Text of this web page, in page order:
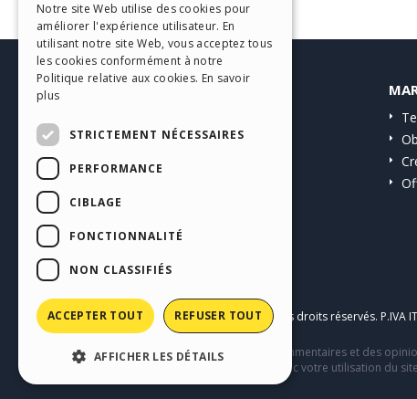
Communauté
Sites Utilisateurs
Copyright © 2026Incomedia s.r.l. Tous droits réservés. P.IVA
Ce site contient des contenus, des commentaires et des
comportement de tiers en relation avec votre utilisation du
GERMAN
SPANISH
Notre site Web utilise des cookies pour
améliorer l'expérience utilisateur. En
utilisant notre site Web, vous acceptez tous
les cookies conformément à notre
Politique relative aux cookies. En savoir
plus
STRICTEMENT NÉCESSAIRES
PERFORMANCE
CIBLAGE
FONCTIONNALITÉ
NON CLASSIFIÉS
ACCEPTER TOUT REFUSER TOUT
AFFICHER LES DÉTAILS